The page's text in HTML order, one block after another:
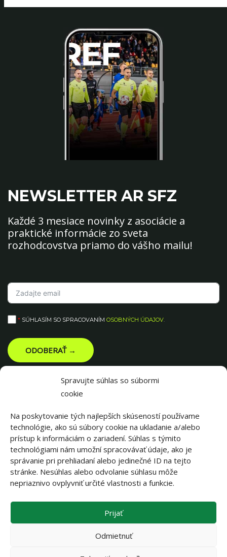
Spravujte súhlas so súbormi
cookie
Na poskytovanie tých najlepších skúseností používame
technológie, ako sú súbory cookie na ukladanie a/alebo
prístup k informáciám o zariadení. Súhlas s týmito
technológiami nám umožní spracovávať údaje, ako je
správanie pri prehliadaní alebo jedinečné ID na tejto
stránke. Nesúhlas alebo odvolanie súhlasu môže
nepriaznivo ovplyvniť určité vlastnosti a funkcie.
Prijať
Odmietnuť
NEWSLETTER AR SFZ
Každé 3 mesiace novinky z asociácie a
praktické informácie zo sveta
rozhodcovstva priamo do vášho mailu!
* SÚHLASÍM SO SPRACOVANÍM OSOBNÝCH ÚDAJOV.
ODOBERAŤ →
||||||